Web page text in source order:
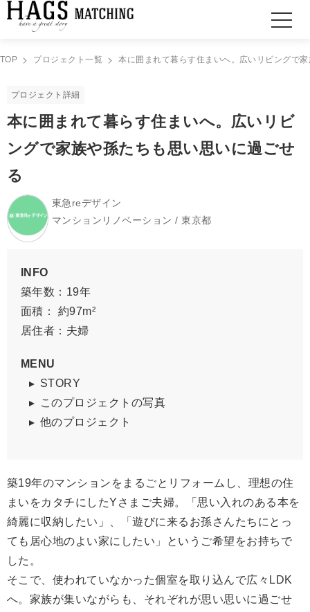
TOP プロジェクト一覧 本に囲まれて暮らす住まいへ。広いリビングで
プロジェクト詳細
本に囲まれて暮らす住まいへ。広いリビ
ングで家族や孫たちも思い思いに過ごせ
る
東急reデザイン
マンションリノベーション / 東京都
INFO
築年数：19年
面積： 約97m²
居住者：夫婦
MENU
STORY
このプロジェクトの写真
他のプロジェクト
築19年のマンションをまるごとリフォームし、理想の住
まいをカタチにしたYさまご夫婦。「思い入れのある本を
綺麗に収納したい」、「遊びに来るお孫さんたちにとっ
ても居心地のよい家にしたい」というご希望をお持ちで
した。
そこで、使われていなかった個室を取り込んで広々LDK
へ。家族が集いながらも、それぞれが思い思いに過ごせ